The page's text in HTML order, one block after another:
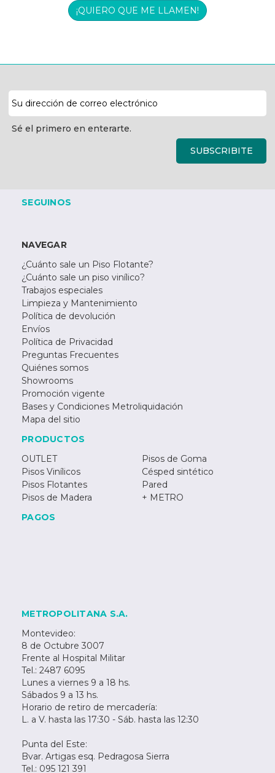
¡QUIERO QUE ME LLAMEN!
de
correo
electrónico
Sé el primero en enterarte.
SUBSCRIBITE
SEGUINOS
NAVEGAR
¿Cuánto sale un Piso Flotante?
¿Cuánto sale un piso vinílico?
Trabajos especiales
Limpieza y Mantenimiento
Política de devolución
Envíos
Política de Privacidad
Preguntas Frecuentes
Quiénes somos
Showrooms
Promoción vigente
Bases y Condiciones Metroliquidación
Mapa del sitio
PRODUCTOS
OUTLET
Pisos Vinílicos
Pisos Flotantes
Pisos de Madera
Pisos de Goma
Césped sintético
Pared
+ METRO
PAGOS
METROPOLITANA S.A.
Montevideo:
8 de Octubre 3007
Frente al Hospital Militar
Tel.: 2487 6095
Lunes a viernes 9 a 18 hs.
Sábados 9 a 13 hs.
Horario de retiro de mercadería:
L. a V. hasta las 17:30 - Sáb. hasta las 12:30
Punta del Este:
Bvar. Artigas esq. Pedragosa Sierra
Tel.: 095 121 391